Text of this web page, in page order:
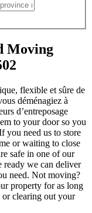
Moving
flexible et sûre de
déménagiez à
d’entreposage
to your door so you
you need us to store
or waiting to close
safe in one of our
ready we can deliver
need. Not moving?
property for as long
or clearing out your